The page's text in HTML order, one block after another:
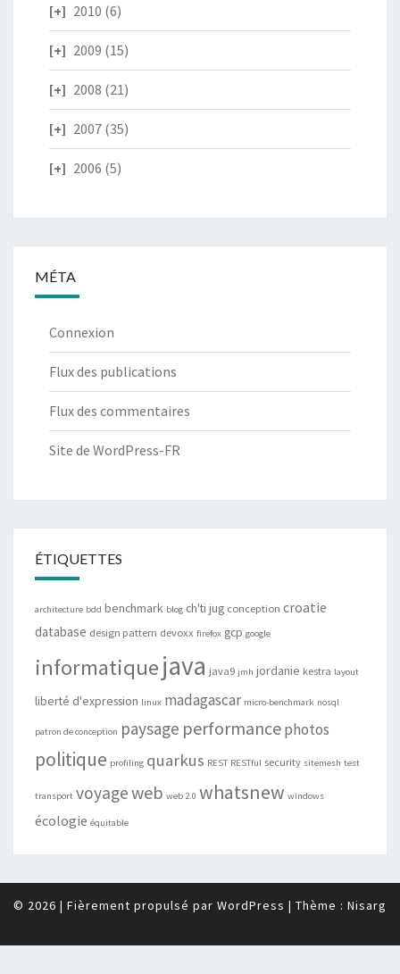
2010 (6)
2009 (15)
2008 (21)
2007 (35)
2006 (5)
MÉTA
Connexion
Flux des publications
Flux des commentaires
Site de WordPress-FR
ÉTIQUETTES
architecture bdd benchmark blog ch'ti jug conception croatie
database design pattern devoxx firefox gcp google
informatiquejava java9 jmh jordanie kestra layout
liberté d'expression linux madagascar micro-benchmark nosql
patron de conception paysage performancephotos
politique profiling quarkus REST RESTful security sitemesh test
transport voyageweb web 2.0 whatsnew windows
écologie équitable
© 2026 | Fièrement propulsé par WordPress | Thème : Nisarg